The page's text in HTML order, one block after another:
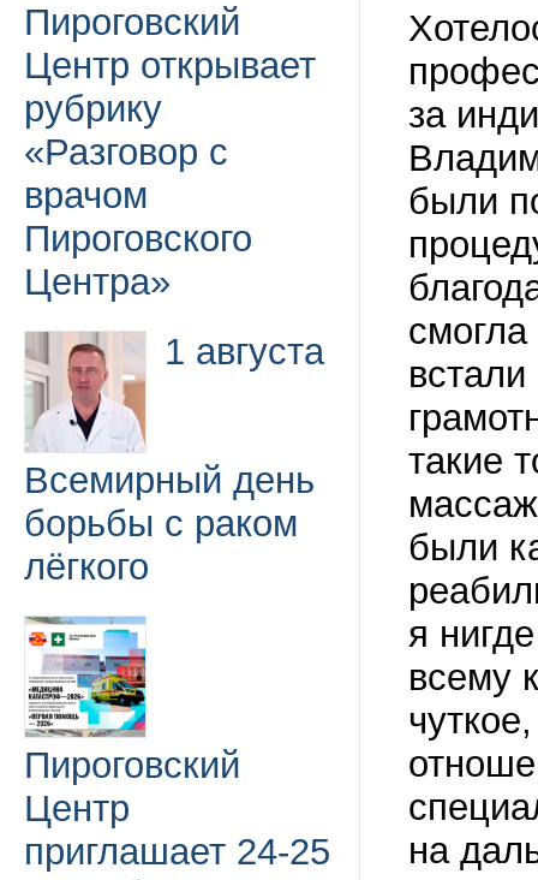
Пироговский
Центр открывает
рубрику
«Разговор с
врачом
Пироговского
Центра»
1 августа
Всемирный день
борьбы с раком
лёгкого
Пироговский
Центр
приглашает 24-25
за
были
такие
были
я
всему
на